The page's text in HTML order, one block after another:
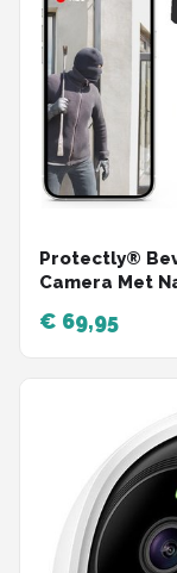
Protectly®
Camera Met
Security
Incl. 64GB SD -
€ 69,95